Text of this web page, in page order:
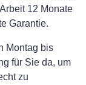
12 Monate
Garantie.
Montag bis
für Sie da, um
zu